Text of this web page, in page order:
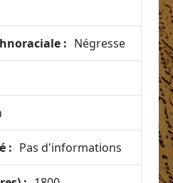
: Négresse
: Pas d'informations